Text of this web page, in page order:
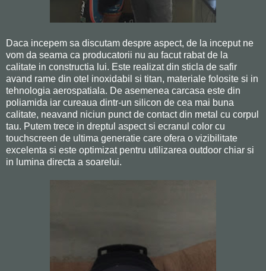
Daca incepem sa discutam despre aspect, de la inceput ne
vom da seama ca producatorii nu au facut rabat de la
calitate in constructia lui. Este realizat din sticla de safir
avand rame din otel inoxidabil si titan, materiale folosite si in
tehnologia aerospatiala. De asemenea carcasa este din
poliamida iar cureaua dintr-un silicon de cea mai buna
calitate, neavand niciun punct de contact din metal cu corpul
tau. Putem trece in dreptul aspect si ecranul color cu
touchscreen de ultima generatie care ofera o vizibilitate
excelenta si este optimizat pentru utilizarea outdoor chiar si
in lumina directa a soarelui.